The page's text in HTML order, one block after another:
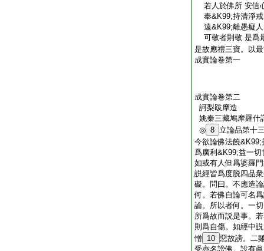
若人於佛所 安信
奉&K99;持清淨戒
遠&K99;離愚癡人
可敬者則敬 是爲
是故應禮三寶。以
成實論卷第一
成實論卷第二
訶梨跋摩造
姚秦三藏鳩摩羅什
◎ 8 立論品第十
今欲論佛法饒
爲廣利&K99;益一
如或有人但爲婆羅
説經皆爲度脱四品
礙。問曰。不應造
何。若佛自論可名
論。所以者何。一
所爲故而説是事。
則爲自傷。如經中
憎 10 惡故謗。二
受亦名謗佛。設有